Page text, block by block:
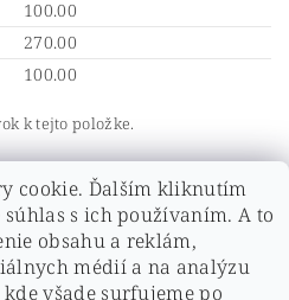
100.00
270.00
100.00
k tejto položke.
k tejto položke.
cookie. Ďalším kliknutím
s ich používaním. A to
obsahu a reklám,
médií a na analýzu
všade surfujeme po